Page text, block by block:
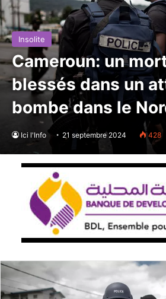
Insolite
Cameroun: un
blessés dans un
bombe dans le
Ici l'Info 21 septembre 2024 428